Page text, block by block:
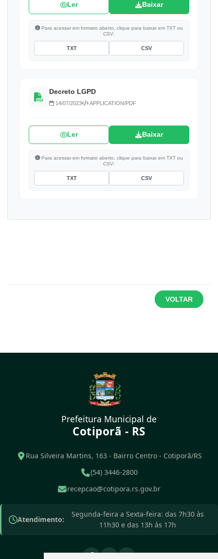
Ler Baixar
Para acessar em formato aberto, clique para baixar em TXT ou
CSV:
TXT CSV
Decreto LGPD
14/07/2023 APPLICATION/PDF
Ler Baixar
Para acessar em formato aberto, clique para baixar em TXT ou
CSV:
TXT CSV
VOLTAR
Prefeitura Municipal de
Cotiporã - RS
Rua Silveira Martins, 163 - Bairro Centro - Cotiporã/RS
(54) 3446-2800
recepcao@cotipora.rs.gov.br
Atendimento:
Segunda-feira a Sexta-feira: das 7h30 às
11h30 e das 13h às 17h